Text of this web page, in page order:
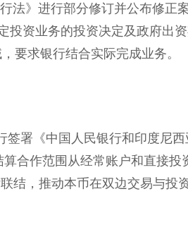
法》进行部分修订并公布修正
资业务的投资决定及政府出
要求银行结合实际完成业务。
署《中国人民银行和印度尼
合作范围从经常账户和直接
结，推动本币在双边交易与投